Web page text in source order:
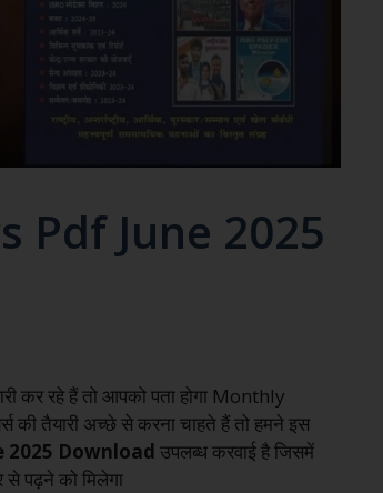
Pdf June 2025
कर रहे हैं तो आपको पता होगा Monthly
की तैयारी अच्छे से करना चाहते हैं तो हमने इस
2025 Download उपलब्ध करवाई है जिसमें
से पढ़ने को मिलेगा